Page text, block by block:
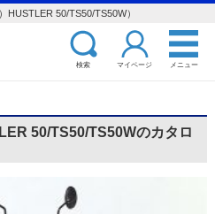
HUSTLER 50/TS50/TS50W）
検索 マイページ メニュー
50/TS50/TS50Wのカタロ